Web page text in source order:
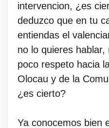
intervencion, ¿es
deduzco que en tu
entiendas el
no lo quieres hablar,
poco respeto hacia
Olocau y de la
¿es cierto?
Ya conocemos bien